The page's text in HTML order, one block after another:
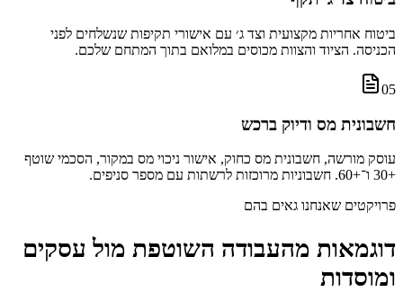
ביטוח אחריות מקצועית וצד ג׳ עם אישורי תקיפות שנשלחים לפני
הכניסה. הציוד והצוות מכוסים במלואם בתוך המתחם שלכם.
05
חשבונית מס ודיוק ברכש
עוסק מורשה, חשבונית מס כחוק, אישור ניכוי מס במקור, הסכמי שוטף
+30 ו־+60. חשבוניות מרוכזות לרשתות עם מספר סניפים.
פרויקטים שאנחנו גאים בהם
דוגמאות מהעבודה השוטפת מול עסקים
ומוסדות